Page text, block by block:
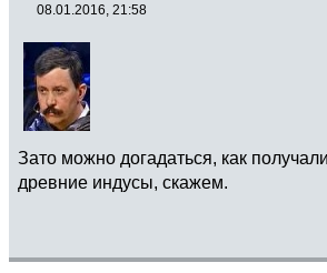
08.01.2016, 21:58
Зато можно догадаться, как
древние индусы, скажем.